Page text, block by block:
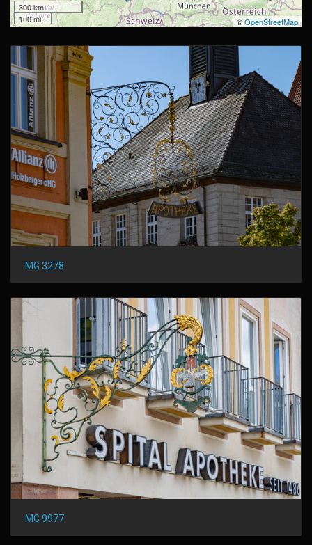
300 km
100 mi
©OpenStreetMap
MG 3278
MG 9977